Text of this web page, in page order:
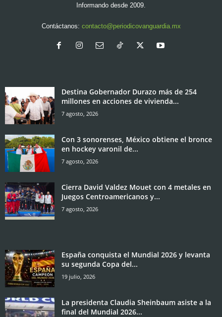
Informando desde 2009.
Contáctanos: contacto@periodicovanguardia.mx
Destina Gobernador Durazo más de 254
millones en acciones de vivienda...
7 agosto, 2026
Con 3 sonorenses, México obtiene el bronce
en hockey varonil de...
7 agosto, 2026
Cierra David Valdez Mouet con 4 metales en
Juegos Centroamericanos y...
7 agosto, 2026
España conquista el Mundial 2026 y levanta
su segunda Copa del...
19 julio, 2026
La presidenta Claudia Sheinbaum asiste a la
final del Mundial 2026...